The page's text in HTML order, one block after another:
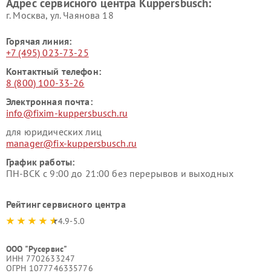
Ремонт сушильных машин Kuppersbusch
Адрес сервисного центра Kuppersbusch:
г. Москва, ул. Чаянова 18
Горячая линия:
+7 (495) 023-73-25
Контактный телефон:
8 (800) 100-33-26
Электронная почта:
info@fixim-kuppersbusch.ru
для юридических лиц
manager@fix-kuppersbusch.ru
График работы:
ПН-ВСК с 9:00 до 21:00 без перерывов и выходных
Рейтинг сервисного центра
4.9-5.0
ООО "Русервис"
ИНН 7702633247
ОГРН 1077746335776